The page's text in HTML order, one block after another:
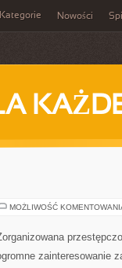
Kategorie Nowości
MOŻLIWOŚĆ
zainteresowanie